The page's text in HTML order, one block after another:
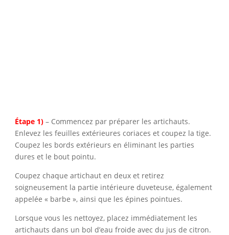
Étape 1) – Commencez par préparer les artichauts.
Enlevez les feuilles extérieures coriaces et coupez la tige.
Coupez les bords extérieurs en éliminant les parties
dures et le bout pointu.
Coupez chaque artichaut en deux et retirez
soigneusement la partie intérieure duveteuse, également
appelée « barbe », ainsi que les épines pointues.
Lorsque vous les nettoyez, placez immédiatement les
artichauts dans un bol d’eau froide avec du jus de citron.